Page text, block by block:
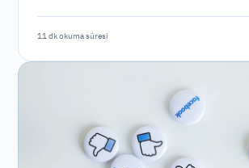
11 dk okuma süresi